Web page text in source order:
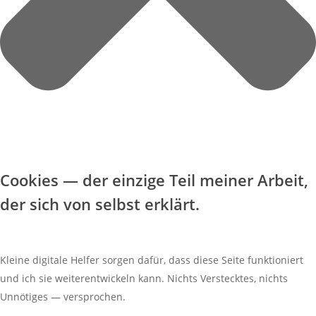
Cookies — der einzige Teil meiner Arbeit,
der sich von selbst erklärt.
Kleine digitale Helfer sorgen dafür, dass diese Seite funktioniert
und ich sie weiterentwickeln kann. Nichts Verstecktes, nichts
Unnötiges — versprochen.